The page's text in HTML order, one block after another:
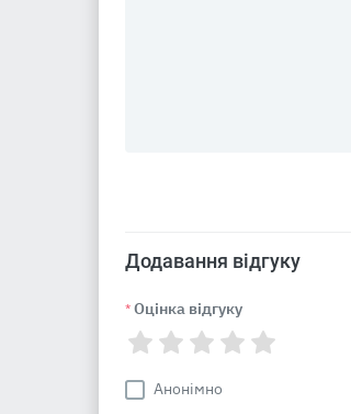
Додавання відгуку
* Оцінка відгуку
Анонімно